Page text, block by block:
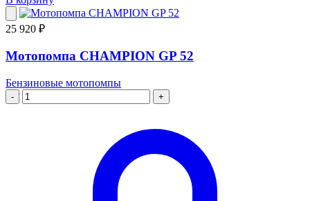
25 920 ₽
Мотопомпа CHAMPION GP 52
Бензиновые мотопомпы
- +